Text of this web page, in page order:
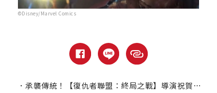
©Disney/Marvel Comics
． 承襲傳統！【復仇者聯盟：終局之戰】導演祝賀【蜘蛛人：重生日】破紀錄！